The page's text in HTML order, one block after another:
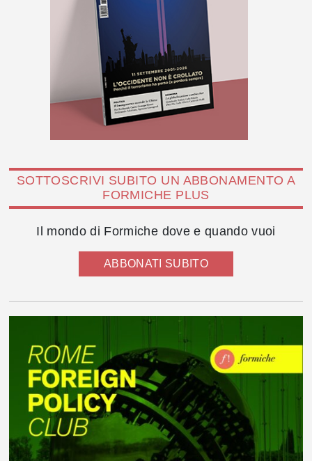
SOTTOSCRIVI SUBITO UN ABBONAMENTO A
FORMICHE PLUS
Il mondo di Formiche dove e quando vuoi
ABBONATI SUBITO